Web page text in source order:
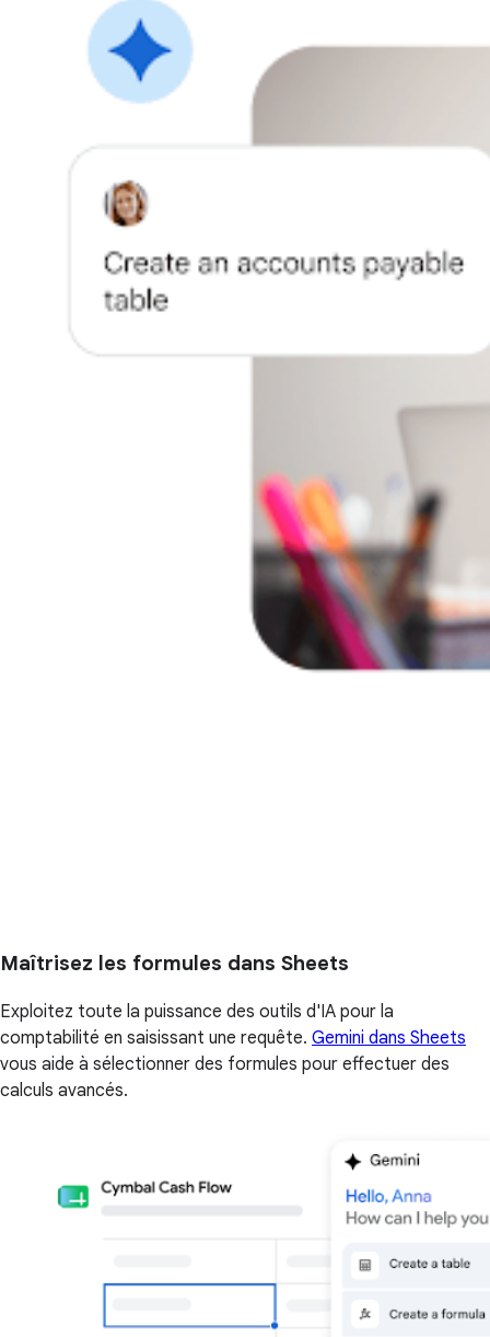
Maîtrisez les formules dans Sheets
Exploitez toute la puissance des outils d'IA pour la
comptabilité en saisissant une requête. Gemini dans Sheets
vous aide à sélectionner des formules pour effectuer des
calculs avancés.